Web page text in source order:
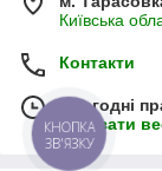
Київська
Контакти
Сьогодні
Показати
КНОПКА
ЗВ'ЯЗКУ